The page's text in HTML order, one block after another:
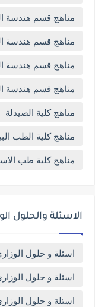
مناهج قسم هندسة
مناهج قسم هندسة
مناهج قسم هندسة
مناهج قسم هندسة
مناهج كلية الصيدلة
مناهج كلية الطب
مناهج كلية طب
الاسئلة والحلول الوزارية 2022
اسئلة و حلول الوزاري
اسئلة و حلول الوزاري
اسئلة و حلول الوزاري